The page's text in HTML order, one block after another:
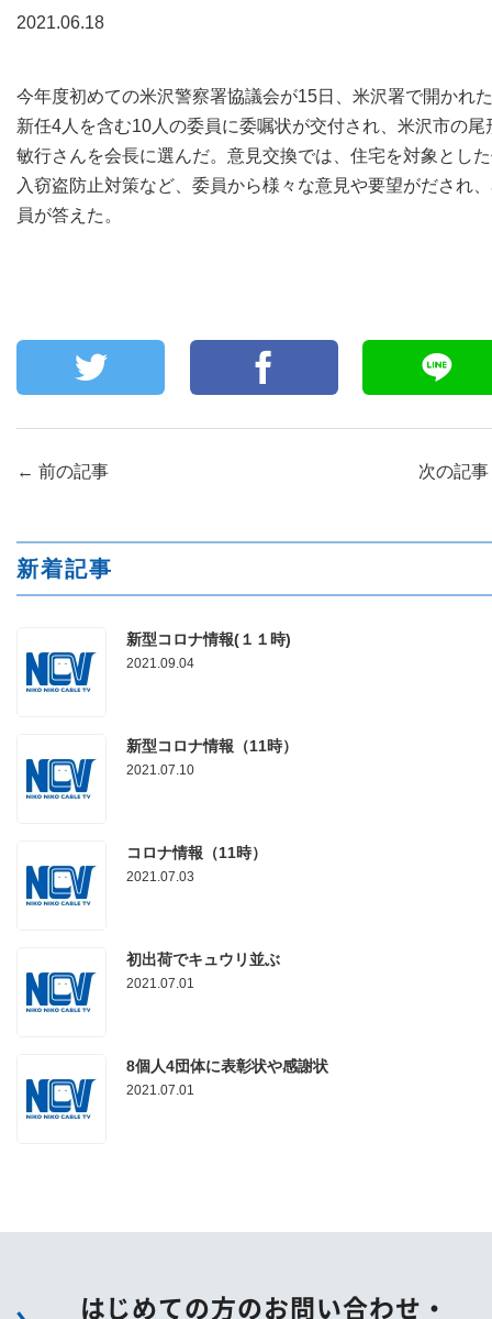
お問い合わせ
お申し込み
〒041-0801
0138-34-2525
営業時間 9:00～18:00
〒950-1189
新潟県新潟市西区山田2310-39
025-210-1200
営業時間 9:00～18:00
2021.06.18
今年度初めての米沢警察署協議会が15日、米沢署で開かれ
新任4人を含む10人の委員に委嘱状が交付され、米沢市の尾
敏行さんを会長に選んだ。意見交換では、住宅を対象とし
入窃盗防止対策など、委員から様々な意見や要望がだされ
員が答えた。
← 前の記事 次の記事
新着記事
新型コロナ情報(１１時)
2021.09.04
新型コロナ情報（11時）
2021.07.10
コロナ情報（11時）
2021.07.03
初出荷でキュウリ並ぶ
2021.07.01
8個人4団体に表彰状や感謝状
2021.07.01
はじめての方のお問い合わせ・